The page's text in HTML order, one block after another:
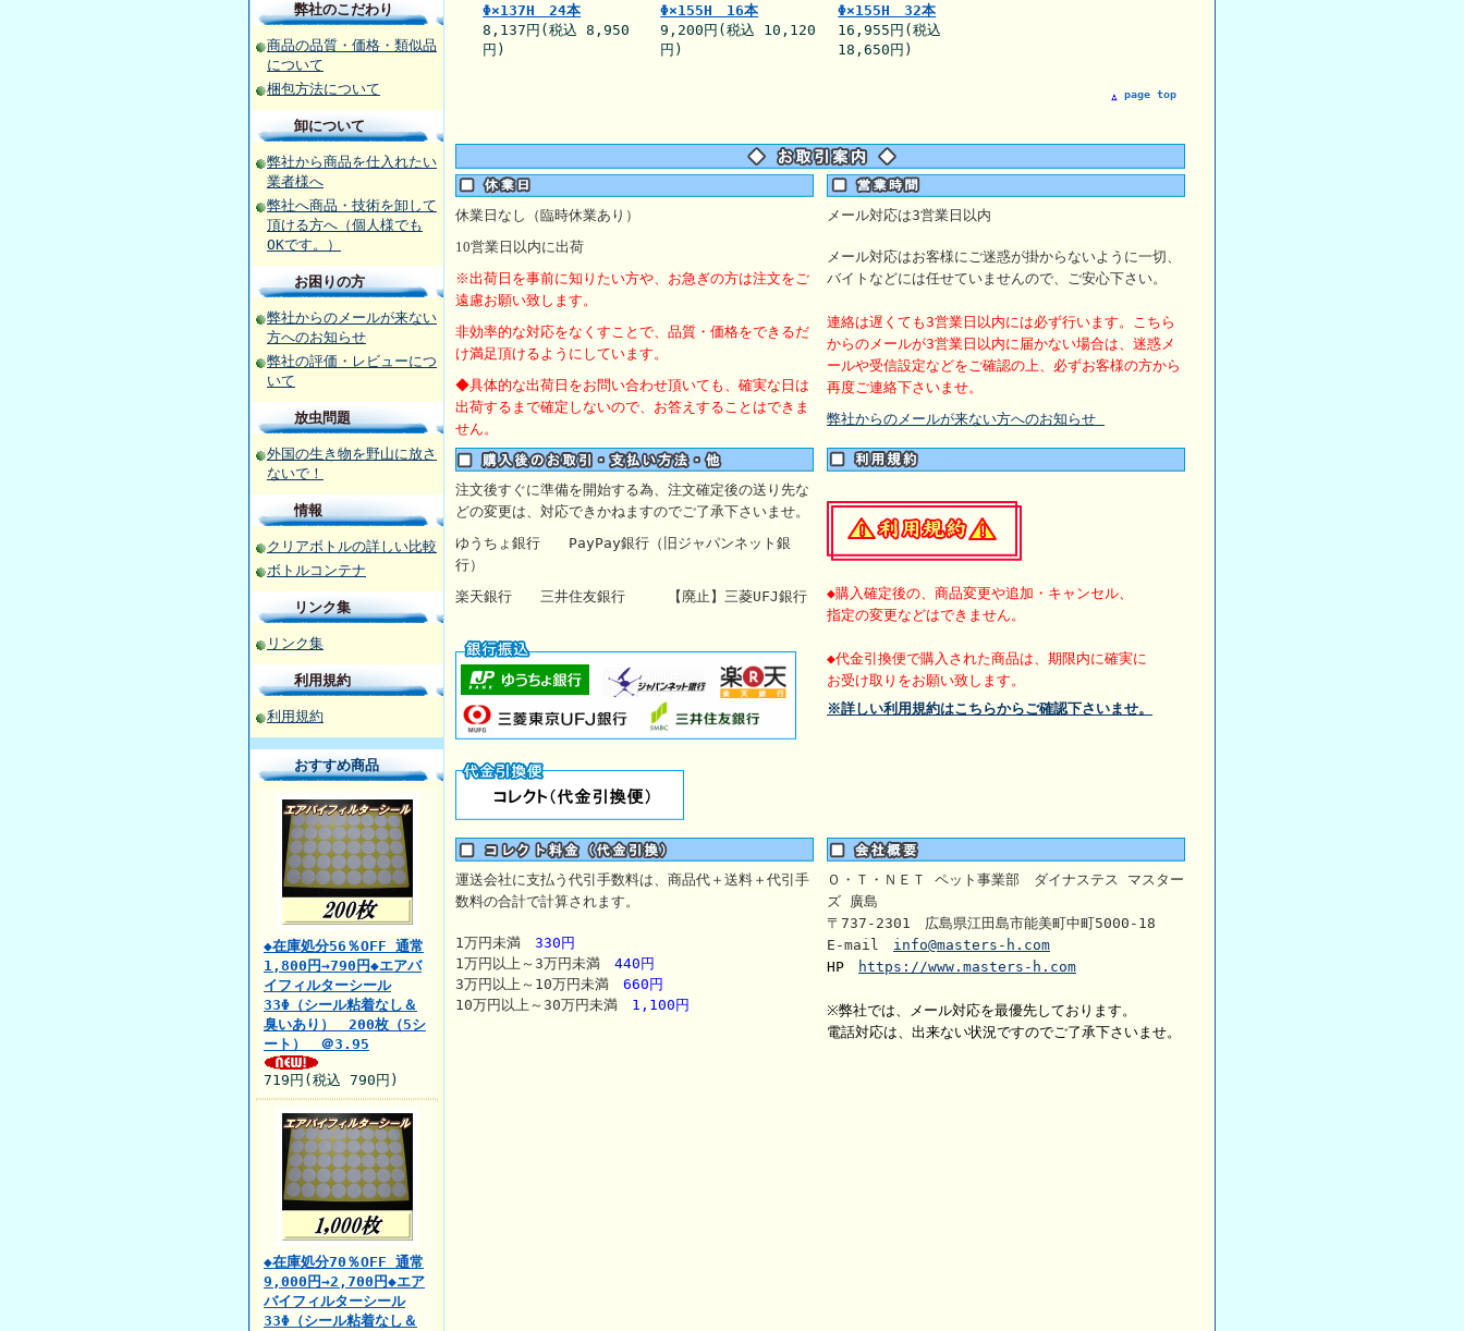
弊社のこだわり
商品の品質・価格・類似品
について
梱包方法について
卸について
弊社から商品を仕入れたい
業者様へ
弊社へ商品・技術を卸して
頂ける方へ（個人様でも
OKです。）
お困りの方
弊社からのメールが来ない
方へのお知らせ
弊社の評価・レビューにつ
いて
放虫問題
外国の生き物を野山に放さ
ないで！
情報
クリアボトルの詳しい比較
ボトルコンテナ
リンク集
リンク集
利用規約
利用規約
おすすめ商品
◆在庫処分56％OFF 通常
1,800円→790円◆エアバ
イフィルターシール
33Φ（シール粘着なし＆
臭いあり） 200枚（5シ
ート） ＠3.95
719円(税込 790円)
◆在庫処分70％OFF 通常
9,000円→2,700円◆エア
バイフィルターシール
33Φ（シール粘着なし＆
Φ×137H 24本
8,137円(税込 8,950
円)
Φ×155H 16本
9,200円(税込 10,120
円)
Φ×155H 32本
16,955円(税込
18,650円)
page top
休業日なし（臨時休業あり）
10営業日以内に出荷
※出荷日を事前に知りたい方や、お急ぎの方は注文をご
遠慮お願い致します。
非効率的な対応をなくすことで、品質・価格をできるだ
け満足頂けるようにしています。
◆具体的な出荷日をお問い合わせ頂いても、確実な日は
出荷するまで確定しないので、お答えすることはできま
せん。
メール対応は3営業日 以内
メール対応はお客様にご迷惑が掛からないように一切、
バイトなどには任せていませんので、ご安心下さい。
連絡は遅くても3営業日以内には必ず行います。こちら
からのメールが3営業日以内に届かない場合は、迷惑メ
ールや受信設定などをご確認の上、必ずお客様の方から
再度ご連絡下さいませ。
弊社からのメールが来ない方へのお知らせ
注文後すぐに準備を開始する為、注文確定後の送り先な
どの変更は、対応できかねますのでご了承下さいませ。
ゆうちょ銀行 PayPay銀行（旧ジャパンネット銀
行）
楽天銀行 三井住友銀行 【廃止】 三菱UFJ銀行
◆購入確定後の、商品変更や追加・キャンセル、
指定の変更などはできません。
◆代金引換便で購入された商品は、期限内に確実に
お受け取りをお願い致します。
※詳しい利用規約はこちらからご確認下さいませ。
運送会社に支払う代引手数料は、商品代＋送料＋代引手
数料の合計で計算されます。
1万円未満 330円
1万円以上～3万円未満 440円
3万円以上～10万円未満 660円
10万円以上～30万円未満 1,100円
Ｏ・Ｔ・ＮＥＴ ペット事業部 ダイナステス マスター
ズ 廣島
〒737-2301 広島県江田島市能美町中町5000-18
E-mail info@masters-h.com
HP
https://www.masters-h.com
※弊社では、メール対応を最優先しております。
電話対応は、出来ない状況ですのでご了承下さいませ。